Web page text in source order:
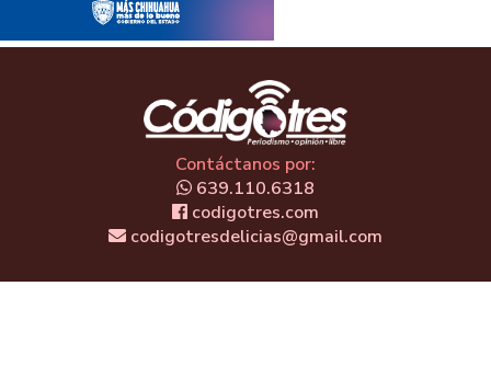
Contáctanos por:
639.110.6318
codigotres.com
codigotresdelicias@gmail.com